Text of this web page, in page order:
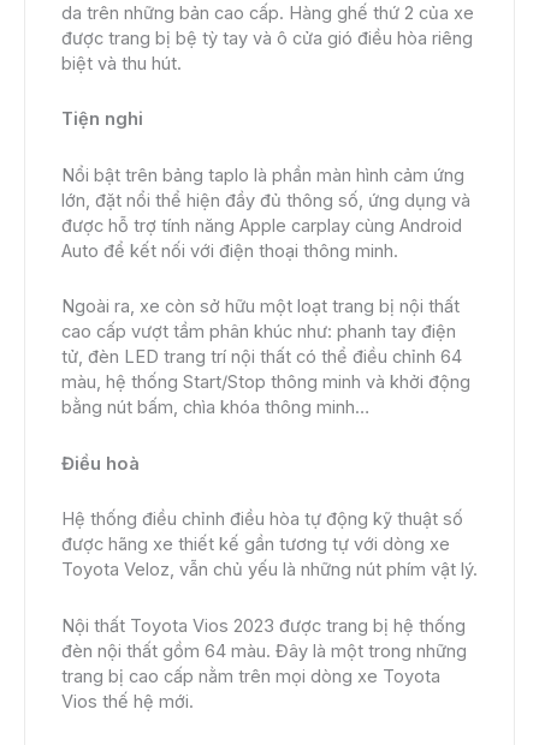
da trên những bản cao cấp. Hàng ghế thứ 2 của xe
được trang bị bệ tỳ tay và ô cửa gió điều hòa riêng
biệt và thu hút.
Tiện nghi
Nổi bật trên bảng taplo là phần màn hình cảm ứng
lớn, đặt nổi thể hiện đầy đủ thông số, ứng dụng và
được hỗ trợ tính năng Apple carplay cùng Android
Auto để kết nối với điện thoại thông minh.
Ngoài ra, xe còn sở hữu một loạt trang bị nội thất
cao cấp vượt tầm phân khúc như: phanh tay điện
tử, đèn LED trang trí nội thất có thể điều chỉnh 64
màu, hệ thống Start/Stop thông minh và khởi động
bằng nút bấm, chìa khóa thông minh…
Điều hoà
Hệ thống điều chỉnh điều hòa tự động kỹ thuật số
được hãng xe thiết kế gần tương tự với dòng xe
Toyota Veloz, vẫn chủ yếu là những nút phím vật lý.
Nội thất Toyota Vios 2023 được trang bị hệ thống
đèn nội thất gồm 64 màu. Đây là một trong những
trang bị cao cấp nằm trên mọi dòng xe Toyota
Vios thế hệ mới.